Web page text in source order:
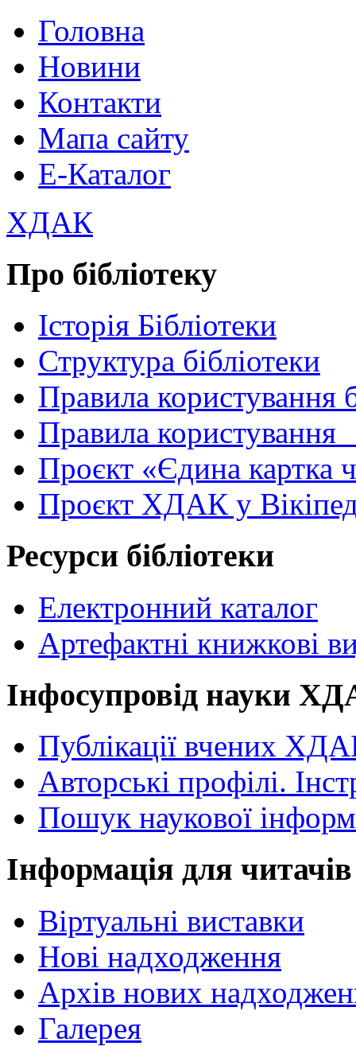
Головна
Новини
Контакти
Мапа сайту
Е-Каталог
ХДАК
Про бібліотеку
Історія Бібліотеки
Структура бібліотеки
Правила користування
Правила
Проєкт «Єдина картка
Проєкт ХДАК у
Ресурси бібліотеки
Електронний каталог
Артефактні книжкові
Інфосупровід науки
Публікації вчених
Авторські профілі.
Пошук наукової
Інформація для читачів
Віртуальні виставки
Нові надходження
Архів нових
Галерея